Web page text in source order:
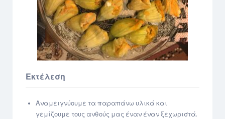
Εκτέλεση
Αναμειγνύουμε τα παραπάνω υλικά και
γεμίζουμε τους ανθούς μας έναν έναν ξεχωριστά.